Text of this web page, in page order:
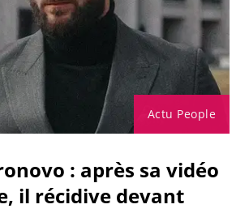
Actu People
: après sa vidéo
il récidive devant